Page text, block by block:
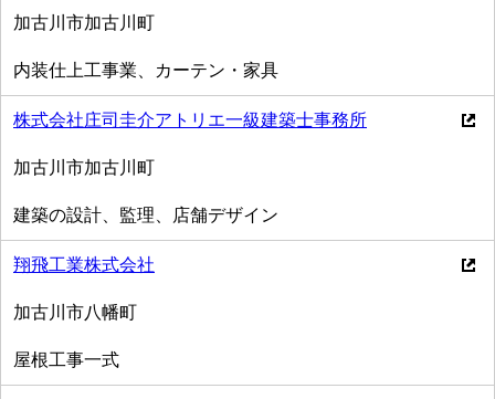
加古川市加古川町
内装仕上工事業、カーテン・家具
株式会社庄司圭介アトリエ一級建築士事務所
加古川市加古川町
建築の設計、監理、店舗デザイン
翔飛工業株式会社
加古川市八幡町
屋根工事一式